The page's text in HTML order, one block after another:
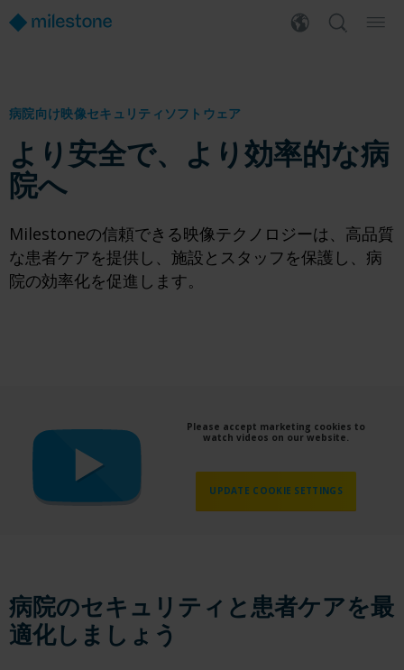
病院向け映像セキュリティソフトウェア
より安全で、より効率的な病
院へ
Milestoneの信頼できる映像テクノロジーは、高品質
な患者ケアを提供し、施設とスタッフを保護し、病
院の効率化を促進します。
Please accept marketing cookies to
watch videos on our website.
UPDATE COOKIE SETTINGS
病院のセキュリティと患者ケアを最
適化しましょう